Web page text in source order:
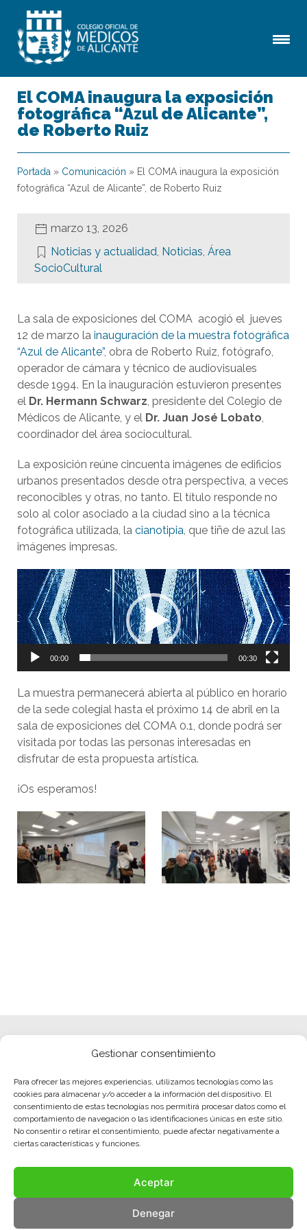
Gestionar consentimiento
Para ofrecer las mejores experiencias, utilizamos tecnologías como las
cookies para almacenar y/o acceder a la información del dispositivo. El
consentimiento de estas tecnologías nos permitirá procesar datos como el
comportamiento de navegación o las identificaciones únicas en este sitio.
No consentir o retirar el consentimiento, puede afectar negativamente a
ciertas características y funciones.
Aceptar
Denegar
El COMA inaugura la exposición
fotográfica “Azul de Alicante”,
de Roberto Ruiz
Portada » Comunicación » El COMA inaugura la exposición
fotográfica “Azul de Alicante”, de Roberto Ruiz
marzo 13, 2026
Noticias y actualidad, Noticias, Área
SocioCultural
La sala de exposiciones del COMA acogió el jueves
12 de marzo la inauguración de la muestra fotográfica
“Azul de Alicante”, obra de Roberto Ruiz, fotógrafo,
operador de cámara y técnico de audiovisuales
desde 1994. En la inauguración estuvieron presentes
el Dr. Hermann Schwarz, presidente del Colegio de
Médicos de Alicante, y el Dr. Juan José Lobato,
coordinador del área sociocultural.
La exposición reúne cincuenta imágenes de edificios
urbanos presentados desde otra perspectiva, a veces
reconocibles y otras, no tanto. El título responde no
solo al color asociado a la ciudad sino a la técnica
fotográfica utilizada, la cianotipia, que tiñe de azul las
imágenes impresas.
Reproductor
de
vídeo
00:00 00:30
La muestra permanecerá abierta al público en horario
de la sede colegial hasta el próximo 14 de abril en la
sala de exposiciones del COMA 0.1, donde podrá ser
visitada por todas las personas interesadas en
disfrutar de esta propuesta artística.
¡Os esperamos!